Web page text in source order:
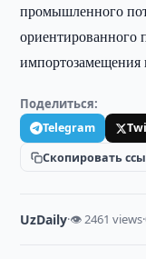
промышленного
ориентированного
импортозамещения
Поделиться:
Telegram
Скопировать
UzDaily·👁 2461 views·